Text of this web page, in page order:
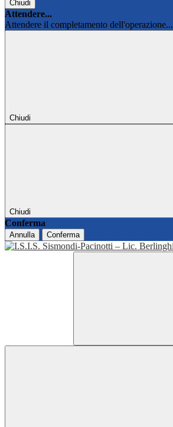
Chiudi
Attendere...
Attendere il completamento dell'operazione...
Chiudi
Chiudi
Conferma
Annulla Conferma